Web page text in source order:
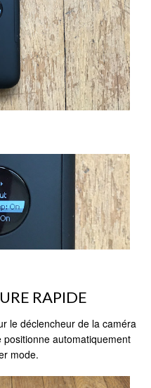
RAPIDE
le déclencheur de la caméra
automatiquement
mode.